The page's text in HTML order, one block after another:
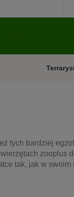
tych bardziej
zooplus
tak, jak w swoim